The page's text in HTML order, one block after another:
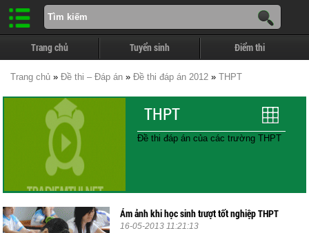
Trang chủ Tuyển sinh Điểm thi
Trang chủ » Đề thi – Đáp án » Đề thi đáp án 2012 » THPT
THPT
Đề thi đáp án của các trường THPT
Ám ảnh khi học sinh trượt tốt nghiệp THPT
16-05-2013 11:21:13